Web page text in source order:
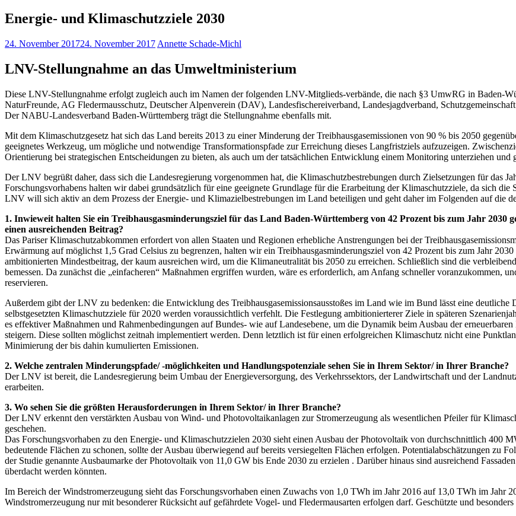
Energie- und Klimaschutzziele 2030
24. November 201724. November 2017 Annette Schade-Michl
LNV-Stellungnahme an das Umweltministerium
Diese LNV-Stellungnahme erfolgt zugleich auch im Namen der folgenden LNV-Mitglieds-verbände, die nach §3 UmwRG in Baden-
NaturFreunde, AG Fledermausschutz, Deutscher Alpenverein (DAV), Landesfischereiverband, Landesjagdverband,
Der NABU-Landesverband Baden-Württemberg trägt die Stellungnahme ebenfalls mit.
Mit dem Klimaschutzgesetz hat sich das Land bereits 2013 zu einer Minderung der Treibhausgasemissionen von 90 % bis 2050
geeignetes Werkzeug, um mögliche und notwendige Transformationspfade zur Erreichung dieses Langfristziels aufzuzeigen.
Orientierung bei strategischen Entscheidungen zu bieten, als auch um der tatsächlichen Entwicklung einem Monitoring unterziehen und
Der LNV begrüßt daher, dass sich die Landesregierung vorgenommen hat, die Klimaschutzbestrebungen durch Zielsetzungen für das
Forschungsvorhabens halten wir dabei grundsätzlich für eine geeignete Grundlage für die Erarbeitung der Klimaschutzziele, da sich
LNV will sich aktiv an dem Prozess der Energie- und Klimazielbestrebungen im Land beteiligen und geht daher im Folgenden auf die
1. Inwieweit halten Sie ein Treibhausgasminderungsziel für das Land Baden-Württemberg von 42 Prozent bis zum Jahr 2030
einen ausreichenden Beitrag?
Das Pariser Klimaschutzabkommen erfordert von allen Staaten und Regionen erhebliche Anstrengungen bei der
Erwärmung auf möglichst 1,5 Grad Celsius zu begrenzen, halten wir ein Treibhausgasminderungsziel von 42 Prozent bis zum Jahr
ambitionierten Mindestbeitrag, der kaum ausreichen wird, um die Klimaneutralität bis 2050 zu erreichen. Schließlich sind die
bemessen. Da zunächst die „einfacheren“ Maßnahmen ergriffen wurden, wäre es erforderlich, am Anfang schneller voranzukommen,
reservieren.
Außerdem gibt der LNV zu bedenken: die Entwicklung des Treibhausgasemissionsausstoßes im Land wie im Bund lässt eine
selbstgesetzten Klimaschutzziele für 2020 werden voraussichtlich verfehlt. Die Festlegung ambitionierterer Ziele in späteren
es effektiver Maßnahmen und Rahmenbedingungen auf Bundes- wie auf Landesebene, um die Dynamik beim Ausbau der
steigern. Diese sollten möglichst zeitnah implementiert werden. Denn letztlich ist für einen erfolgreichen Klimaschutz nicht eine
Minimierung der bis dahin kumulierten Emissionen.
2. Welche zentralen Minderungspfade/ -möglichkeiten und Handlungspotenziale sehen Sie in Ihrem Sektor/ in Ihrer Branche?
Der LNV ist bereit, die Landesregierung beim Umbau der Energieversorgung, des Verkehrssektors, der Landwirtschaft und der
erarbeiten.
3. Wo sehen Sie die größten Herausforderungen in Ihrem Sektor/ in Ihrer Branche?
Der LNV erkennt den verstärkten Ausbau von Wind- und Photovoltaikanlagen zur Stromerzeugung als wesentlichen Pfeiler für
geschehen.
Das Forschungsvorhaben zu den Energie- und Klimaschutzzielen 2030 sieht einen Ausbau der Photovoltaik von durchschnittlich 400
bedeutende Flächen zu schonen, sollte der Ausbau überwiegend auf bereits versiegelten Flächen erfolgen. Potentialabschätzungen zu
der Studie genannte Ausbaumarke der Photovoltaik von 11,0 GW bis Ende 2030 zu erzielen . Darüber hinaus sind ausreichend
überdacht werden könnten.
Im Bereich der Windstromerzeugung sieht das Forschungsvorhaben einen Zuwachs von 1,0 TWh im Jahr 2016 auf 13,0 TWh im Jahr
Windstromerzeugung nur mit besonderer Rücksicht auf gefährdete Vogel- und Fledermausarten erfolgen darf. Geschützte und